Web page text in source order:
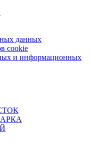
данных
cookie
и информационных